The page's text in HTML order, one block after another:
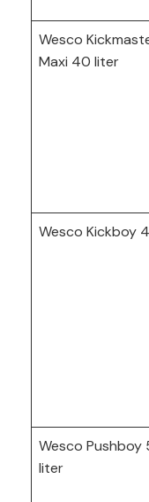
Wesco
Maxi 40 liter
Wesco Kickboy
Wesco Pushboy
liter